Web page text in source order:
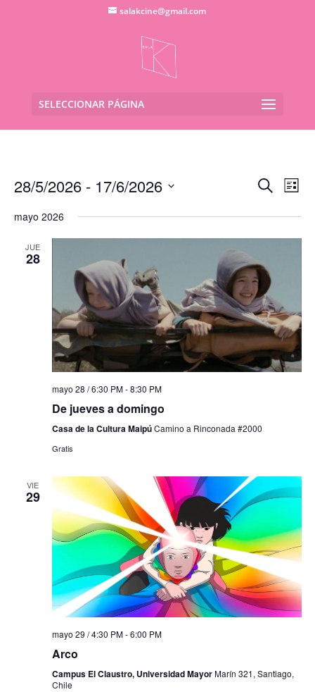
salakcine@gmail.com
SELECCIONAR PÁGINA
y
vistas
de
Buscar
de
Lista
28/5/2026 - 17/6/2026
fecha.
mayo 2026
JUE
28
mayo 28 / 6:30 PM-8:30 PM
De jueves a domingo
Casa de la Cultura MaipúCamino a Rinconada #2000
Gratis
VIE
29
mayo 29 / 4:30 PM-6:00 PM
Arco
Campus El Claustro, Universidad MayorMarín 321, Santiago,
Chile